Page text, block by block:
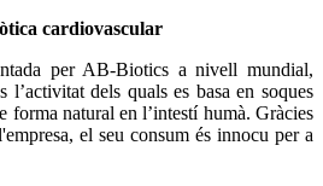
cardiovascular
per AB-Biotics a nivell mundial,
l’activitat dels quals es basa en soques
forma natural en l’intestí humà. Gràcies
el seu consum és innocu per a